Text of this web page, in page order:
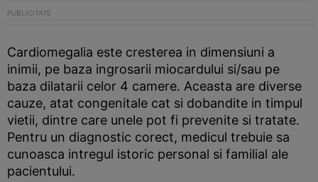
Cardiomegalia este cresterea in dimensiuni a
inimii, pe baza ingrosarii miocardului si/sau pe
baza dilatarii celor 4 camere. Aceasta are diverse
cauze, atat congenitale cat si dobandite in timpul
vietii, dintre care unele pot fi prevenite si tratate.
Pentru un diagnostic corect, medicul trebuie sa
cunoasca intregul istoric personal si familial ale
pacientului.